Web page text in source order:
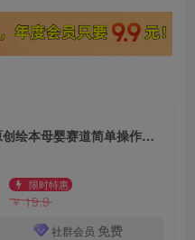
（9726期）冷门项目，AI创作原创绘本母婴赛道简单操作，私域成交，高收益
限时特惠
￥19.9
社群会员 免费